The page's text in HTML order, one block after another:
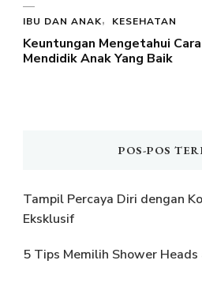
IBU DAN ANAK KESEHATAN
Keuntungan Mengetahui Cara
Mendidik Anak Yang Baik
POS-POS
Tampil Percaya Diri dengan
Eksklusif
5 Tips Memilih Shower